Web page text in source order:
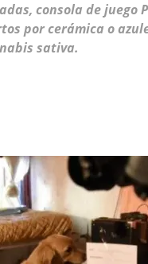
consola de juego
por cerámica o
sativa.